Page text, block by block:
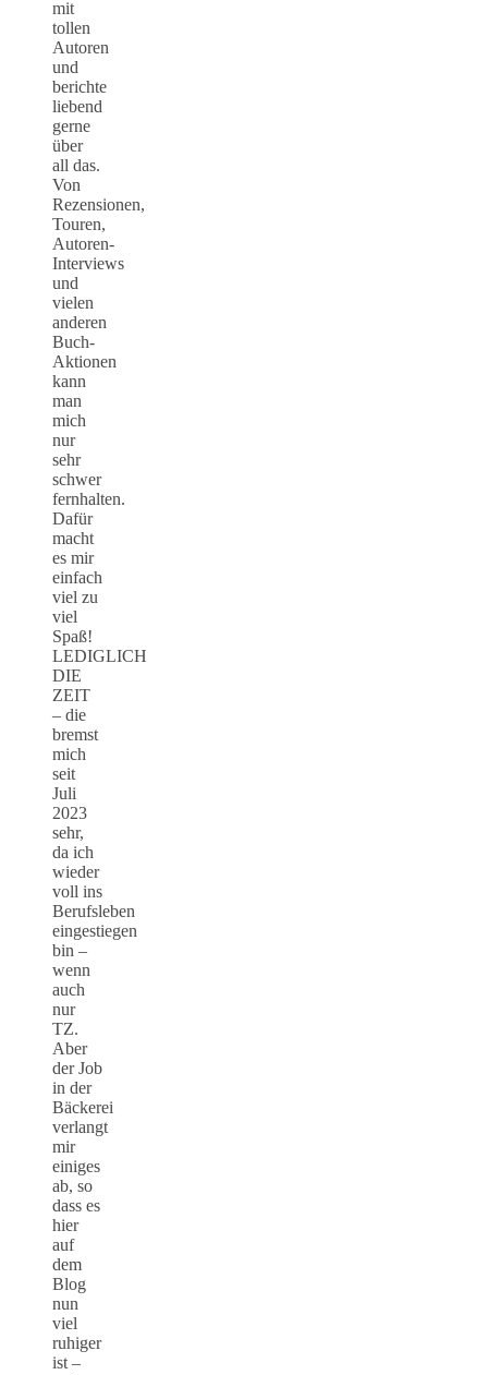
mit
tollen
Autoren
und
berichte
liebend
gerne
über
all das.
Von
Rezensionen,
Touren,
Autoren-
Interviews
und
vielen
anderen
Buch-
Aktionen
kann
man
mich
nur
sehr
schwer
fernhalten.
Dafür
macht
es mir
einfach
viel zu
viel
Spaß!
LEDIGLICH
DIE
ZEIT
– die
bremst
mich
seit
Juli
2023
sehr,
da ich
wieder
voll ins
Berufsleben
eingestiegen
bin –
wenn
auch
nur
TZ.
Aber
der Job
in der
Bäckerei
verlangt
mir
einiges
ab, so
dass es
hier
auf
dem
Blog
nun
viel
ruhiger
ist –